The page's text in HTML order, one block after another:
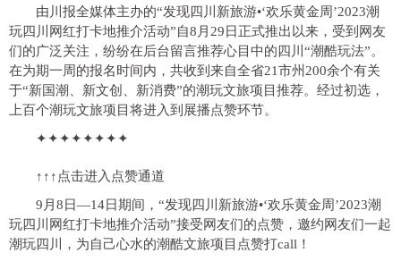
由川报全媒体主办的“发现四川新旅游•‘欢乐黄金周’2023潮
玩四川网红打卡地推介活动”自8月29日正式推出以来，受到网友
们的广泛关注，纷纷在后台留言推荐心目中的四川“潮酷玩法”。
在为期一周的报名时间内，共收到来自全省21市州200余个有关
于“新国潮、新文创、新消费”的潮玩文旅项目推荐。经过初选，
上百个潮玩文旅项目将进入到展播点赞环节。
✦✦✦✦✦✦✦✦
↑↑↑点击进入点赞通道
9月8日—14日期间，“发现四川新旅游•‘欢乐黄金周’2023潮
玩四川网红打卡地推介活动”接受网友们的点赞，邀约网友们一起
潮玩四川，为自己心水的潮酷文旅项目点赞打call！